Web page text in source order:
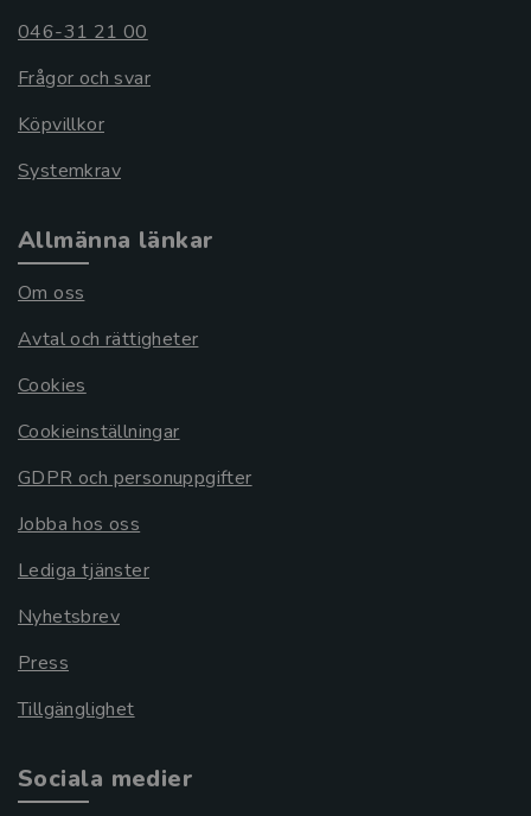
046-31 21 00
Frågor och svar
Köpvillkor
Systemkrav
Allmänna länkar
Om oss
Avtal och rättigheter
Cookies
Cookieinställningar
GDPR och personuppgifter
Jobba hos oss
Lediga tjänster
Nyhetsbrev
Press
Tillgänglighet
Sociala medier